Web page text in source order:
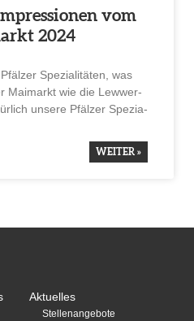
vom
2024
Spezia­li­täten, was
Maimarkt wie die Lewwer­
unsere Pfälzer Spezia­
WEITER »
Aktuelles
Stellenangebote